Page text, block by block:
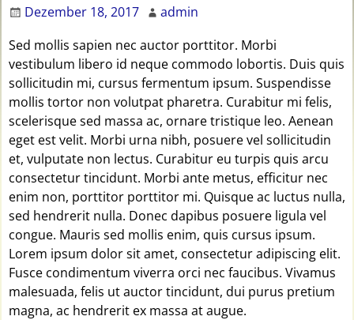
Dezember 18, 2017
admin
Sed mollis sapien nec auctor porttitor. Morbi
vestibulum libero id neque commodo lobortis. Duis quis
sollicitudin mi, cursus fermentum ipsum. Suspendisse
mollis tortor non volutpat pharetra. Curabitur mi felis,
scelerisque sed massa ac, ornare tristique leo. Aenean
eget est velit. Morbi urna nibh, posuere vel sollicitudin
et, vulputate non lectus. Curabitur eu turpis quis arcu
consectetur tincidunt. Morbi ante metus, efficitur nec
enim non, porttitor porttitor mi. Quisque ac luctus nulla,
sed hendrerit nulla. Donec dapibus posuere ligula vel
congue. Mauris sed mollis enim, quis cursus ipsum.
Lorem ipsum dolor sit amet, consectetur adipiscing elit.
Fusce condimentum viverra orci nec faucibus. Vivamus
malesuada, felis ut auctor tincidunt, dui purus pretium
magna, ac hendrerit ex massa at augue.